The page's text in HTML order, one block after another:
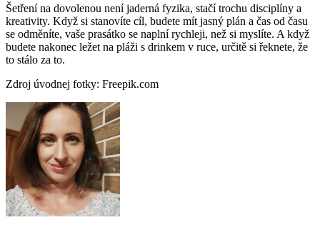
Šetření na dovolenou není jaderná fyzika, stačí trochu disciplíny a
kreativity. Když si stanovíte cíl, budete mít jasný plán a čas od času
se odměníte, vaše prasátko se naplní rychleji, než si myslíte. A když
budete nakonec ležet na pláži s drinkem v ruce, určitě si řeknete, že
to stálo za to.
Zdroj úvodnej fotky: Freepik.com